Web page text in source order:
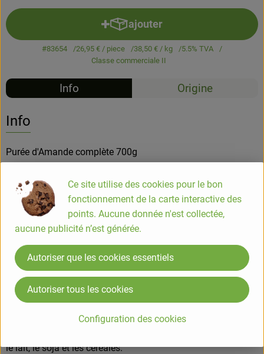
ajouter
Ajouter le produit au panier
#83654 26,95 € / piece 38,50 € / kg
5.5% TVA
Classe commerciale II
Info Origine
Info
Purée d'Amande complète 700g
L’amande blanche ou amande mondée, est l’amande sans la
peau. L’ émondage est effectué grâce à une opération
purement physique, qui consiste à enlever la peau de
l’amande complète, par humidification à la vapeur.
Les amandes sont séchées à l’air. Ce séchage doux et
naturel améliore leur digestibilité, développe leur arôme, tout
en préservant leurs précieux acides gras insaturés.
Elles sont ensuite broyées à la meule et mises en pot.
le lait, le soja et les céréales.
Ce site utilise des cookies pour le bon
fonctionnement de la carte interactive des
points. Aucune donnée n'est collectée,
aucune publicité n’est générée.
Configuration des cookies
Autoriser que les cookies essentiels
Autoriser tous les cookies